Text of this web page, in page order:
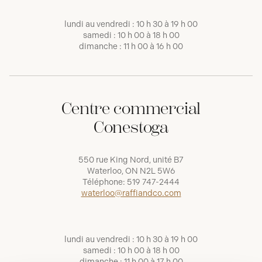
lundi au vendredi : 10 h 30 à 19 h 00
samedi : 10 h 00 à 18 h 00
dimanche : 11 h 00 à 16 h 00
Centre commercial
Conestoga
550 rue King Nord, unité B7
Waterloo, ON N2L 5W6
Téléphone: 519 747-2444
waterloo@raffiandco.com
lundi au vendredi : 10 h 30 à 19 h 00
samedi : 10 h 00 à 18 h 00